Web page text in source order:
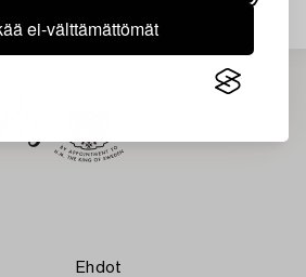
ei-välttämättömät
Ehdot